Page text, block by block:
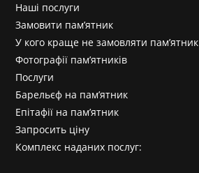
Наші послуги
Замовити пам’ятник
У кого краще не замовляти пам’ятник
Фотографії пам’ятників
Послуги
Барельєф на пам’ятник
Епітафії на пам’ятник
Запросить ціну
Комплекс наданих послуг: